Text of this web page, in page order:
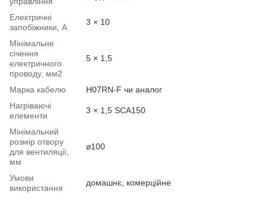
Електричні
запобіжники, А
3 × 10
Мінімальне
січення
електричного
проводу, мм2
5 × 1,5
Марка кабелю
H07RN-F чи аналог
Нагріваючі
елементи
3 × 1,5 SCA150
Мінімальний
розмір отвору
для вентиляції,
мм
⌀100
Умови
використання
домашнє, комерційне